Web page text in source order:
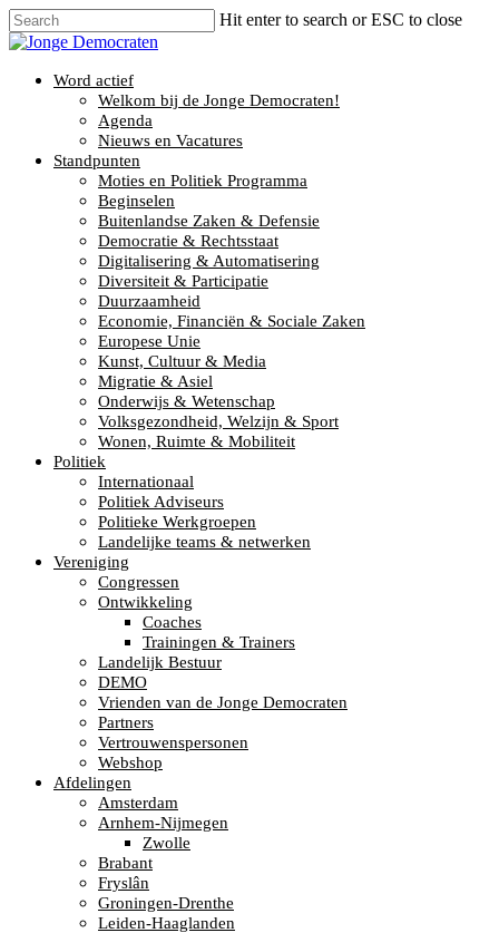
Hit enter to search or ESC to close
Word actief
Welkom bij de Jonge Democraten!
Agenda
Nieuws en Vacatures
Standpunten
Moties en Politiek Programma
Beginselen
Buitenlandse Zaken & Defensie
Democratie & Rechtsstaat
Digitalisering & Automatisering
Diversiteit & Participatie
Duurzaamheid
Economie, Financiën & Sociale Zaken
Europese Unie
Kunst, Cultuur & Media
Migratie & Asiel
Onderwijs & Wetenschap
Volksgezondheid, Welzijn & Sport
Wonen, Ruimte & Mobiliteit
Politiek
Internationaal
Politiek Adviseurs
Politieke Werkgroepen
Landelijke teams & netwerken
Vereniging
Congressen
Ontwikkeling
Coaches
Trainingen & Trainers
Landelijk Bestuur
DEMO
Vrienden van de Jonge Democraten
Partners
Vertrouwenspersonen
Webshop
Afdelingen
Amsterdam
Arnhem-Nijmegen
Zwolle
Brabant
Fryslân
Groningen-Drenthe
Leiden-Haaglanden